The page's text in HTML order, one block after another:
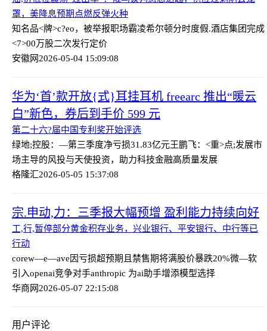
罩，美降息预期点燃反弹火种
知名品<牌>c?eo，被举报职场霸凌希尔顿分时度假.酒店集团完成
<7>00万股二次发行定价
安徽网2026-05-04 15:09:08
华为‘首’款开放{式}耳挂耳机 freearc 推出“暖云
白”新色，券后到手价 599 元
第二十六?届中国专利奖开始评选
绿地;控股：—第三季度净亏损31.83亿元王鹏飞：<重>点;发展市
场主导的风投与天使投资，助力科技金融高质量发展
格隆汇2026-05-05 15:37:08
宗.申动,力：三季报大幅预增 盈利能力持续向好
工,行,暂停部分黄金积存业务，兴业银行、平安银行、中行等已
行动
corew—e—ave因亏损超预期且禁售期将满股价暴跌20%微—软
引入openai竞争对手anthropic 为ai助手增添模型选择
华商网2026-05-07 22:15:08
用户评论